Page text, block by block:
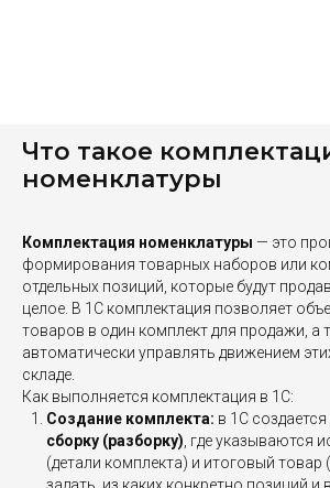
Что такое
номенклатуры
Комплектация номенклатуры — это
формирования товарных наборов или
отдельных позиций, которые будут
целое. В 1С комплектация позволяет
товаров в один комплект для продажи, а
автоматически управлять движением
складе.
Как выполняется комплектация в 1С:
Создание комплекта: в 1С
сборку (разборку) , где указываются
(детали комплекта) и итоговый